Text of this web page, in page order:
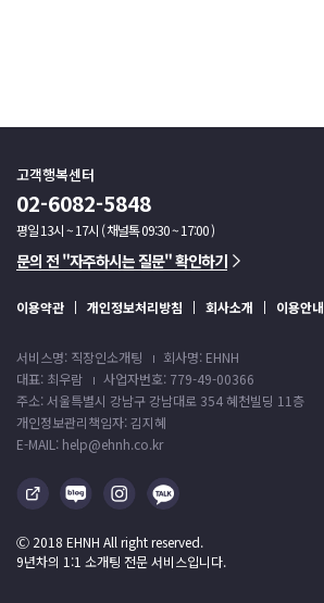
고객행복센터
02-6082-5848
평일 13시 ~ 17시 ( 채널톡 09:30 ~ 17:00 )
문의 전 "자주하시는 질문" 확인하기
이용약관 개인정보처리방침 회사소개 이용안내
서비스명: 직장인소개팅
회사명: EHNH
대표: 최우람
사업자번호: 779-49-00366
주소: 서울특별시 강남구 강남대로 354 혜천빌딩 11층
개인정보관리책임자: 김지혜
E-MAIL: help@ehnh.co.kr
Ⓒ 2018 EHNH All right reserved.
9년차의 1:1 소개팅 전문 서비스입니다.